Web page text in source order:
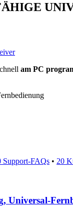
am PC
Support-FAQs • 20
Universal-